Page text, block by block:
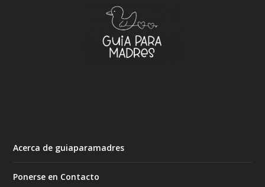
Acerca de guiaparamadres
Ponerse en Contacto